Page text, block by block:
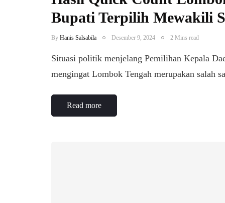
Bupati Terpilih Mewakili
By Hanis Salsabila Desember 9, 2024 2 Mins read
Situasi politik menjelang Pemilihan Kepala
mengingat Lombok Tengah merupakan salah
Read more